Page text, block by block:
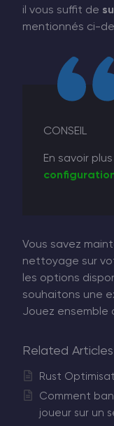
il vous suffit de
mentionnés ci-
CONSEIL
En savoir
Vous savez
nettoyage sur
les options
souhaitons une
Jouez ensemble
Related Articles
Rust
Comment
joueur sur un